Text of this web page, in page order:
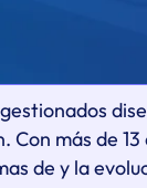
más de
de y la